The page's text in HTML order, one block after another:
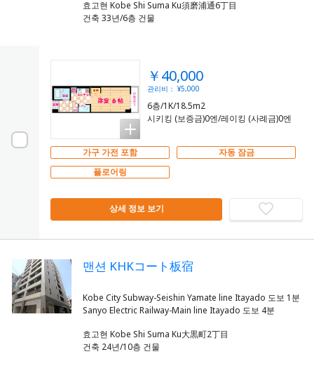
효고현 Kobe Shi Suma Ku須磨浦通6丁目
건축 33년/6층 건물
￥40,000
관리비： ¥5,000
6층/1K/18.5m2
시키킹 (보증금)0엔/레이킹 (사례금)0엔
가구 가전 포함
자동 잠금
플로어링
상세 정보 보기
맨션 KHKコート板宿
Kobe City Subway-Seishin Yamate line Itayado 도보 1분
효고현 Kobe Shi Suma Ku大黒町2丁目
건축 24년/10층 건물